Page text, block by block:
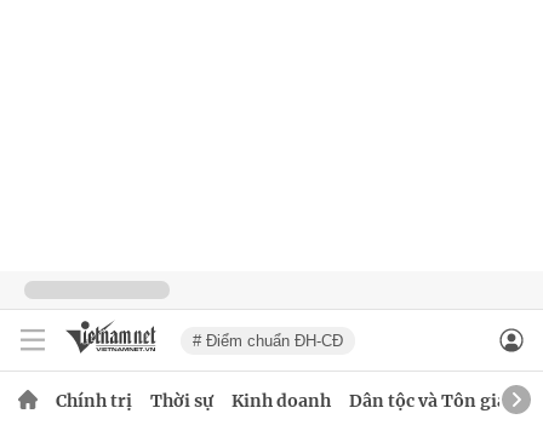
# Điểm chuẩn ĐH-CĐ
Chính trị Thời sự Kinh doanh Dân tộc và Tôn giáo